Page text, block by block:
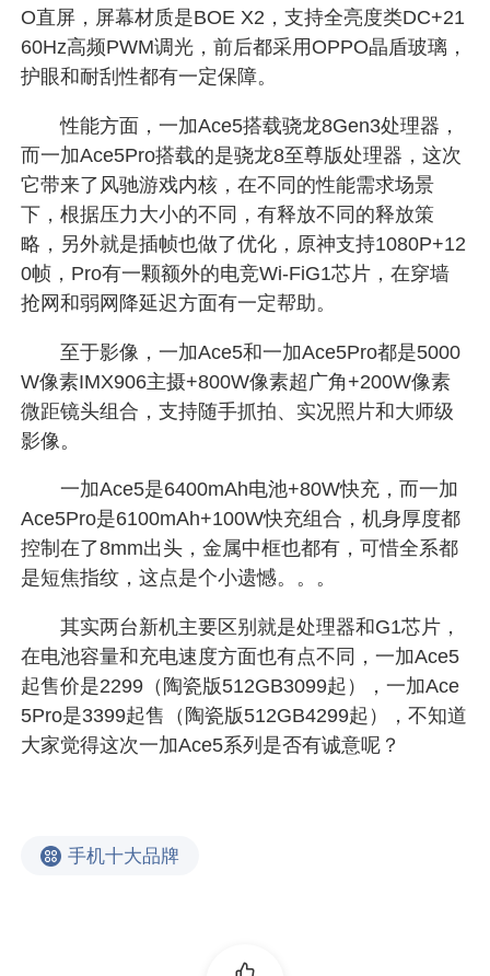
O直屏，屏幕材质是BOE X2，支持全亮度类DC+21
60Hz高频PWM调光，前后都采用OPPO晶盾玻璃，
护眼和耐刮性都有一定保障。
性能方面，一加Ace5搭载骁龙8Gen3处理器，
而一加Ace5Pro搭载的是骁龙8至尊版处理器，这次
它带来了风驰游戏内核，在不同的性能需求场景
下，根据压力大小的不同，有释放不同的释放策
略，另外就是插帧也做了优化，原神支持1080P+12
0帧，Pro有一颗额外的电竞Wi-FiG1芯片，在穿墙
抢网和弱网降延迟方面有一定帮助。
至于影像，一加Ace5和一加Ace5Pro都是5000
W像素IMX906主摄+800W像素超广角+200W像素
微距镜头组合，支持随手抓拍、实况照片和大师级
影像。
一加Ace5是6400mAh电池+80W快充，而一加
Ace5Pro是6100mAh+100W快充组合，机身厚度都
控制在了8mm出头，金属中框也都有，可惜全系都
是短焦指纹，这点是个小遗憾。。。
其实两台新机主要区别就是处理器和G1芯片，
在电池容量和充电速度方面也有点不同，一加Ace5
起售价是2299（陶瓷版512GB3099起），一加Ace
5Pro是3399起售（陶瓷版512GB4299起），不知道
大家觉得这次一加Ace5系列是否有诚意呢？
手机十大品牌